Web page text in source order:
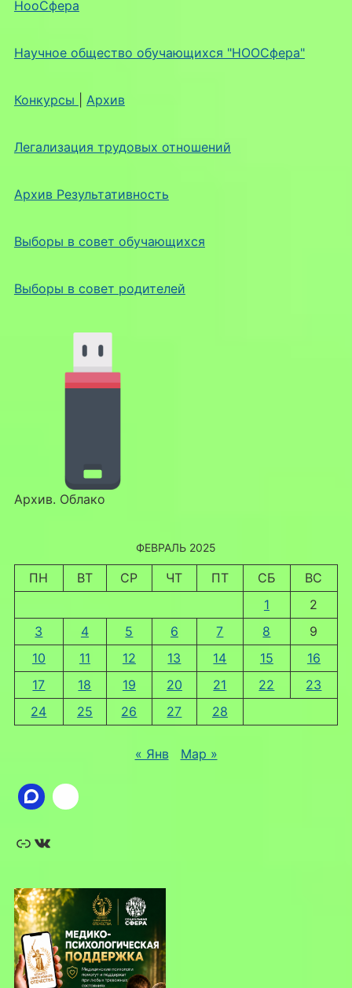
НооСфера
Научное общество обучающихся "НООСфера"
Конкурсы Архив
Легализация трудовых отношений
Архив Результативность
Выборы в совет обучающихся
Выборы в совет родителей
Архив. Облако
ФЕВРАЛЬ 2025
ПН ВТ СР ЧТ ПТ СБ
ВС
1
2
3
4 5 6 7 8
9
10
11 12 13 14 15
16
17
18 19 20 21 22
23
24
25 26 27 28
« Янв Мар »
Ссылка